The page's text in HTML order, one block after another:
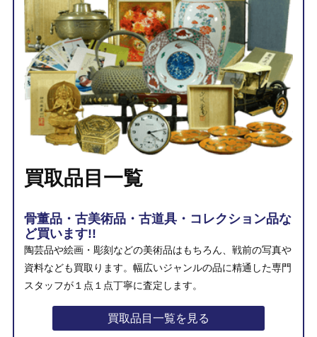
買取品目一覧
骨董品・古美術品・古道具・コレクション品な
ど買います!!
陶芸品や絵画・彫刻などの美術品はもちろん、戦前の写真や
資料なども買取ります。幅広いジャンルの品に精通した専門
スタッフが１点１点丁寧に査定します。
買取品目一覧を見る